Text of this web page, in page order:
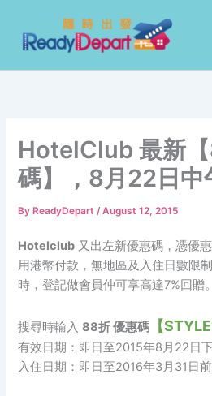
content
HotelClub 最新
碼】，8月22日中
By ReadyDepart/August 12, 2015
Hotelclub 又出左新優惠碼，憑優
用港幣付款，無地區及入住日數限
時，登記做會員仲可享高達7%回贈。
搜尋時輸入88折 優惠碼 【
有效日期：即日至2015年8月22日
入住日期：即日至2016年3月31日前